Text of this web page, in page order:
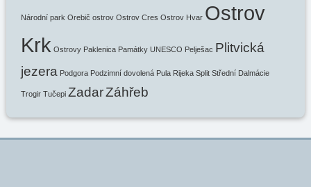
Národní park Orebič ostrov Ostrov Cres Ostrov Hvar Ostrov
Krk Ostrovy Paklenica Památky UNESCO Pelješac Plitvická
jezera Podgora Podzimní dovolená Pula Rijeka Split Střední Dalmácie
Trogir Tučepi ZadarZáhřeb